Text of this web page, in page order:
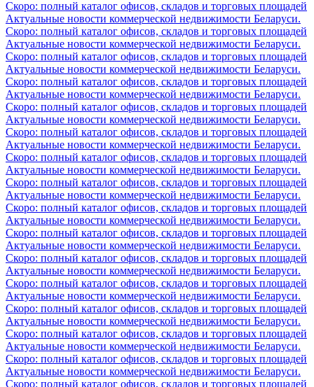
Скоро: полный каталог офисов, складов и торговых площадей
Актуальные новости коммерческой недвижимости Беларуси.
Скоро: полный каталог офисов, складов и торговых площадей
Актуальные новости коммерческой недвижимости Беларуси.
Скоро: полный каталог офисов, складов и торговых площадей
Актуальные новости коммерческой недвижимости Беларуси.
Скоро: полный каталог офисов, складов и торговых площадей
Актуальные новости коммерческой недвижимости Беларуси.
Скоро: полный каталог офисов, складов и торговых площадей
Актуальные новости коммерческой недвижимости Беларуси.
Скоро: полный каталог офисов, складов и торговых площадей
Актуальные новости коммерческой недвижимости Беларуси.
Скоро: полный каталог офисов, складов и торговых площадей
Актуальные новости коммерческой недвижимости Беларуси.
Скоро: полный каталог офисов, складов и торговых площадей
Актуальные новости коммерческой недвижимости Беларуси.
Скоро: полный каталог офисов, складов и торговых площадей
Актуальные новости коммерческой недвижимости Беларуси.
Скоро: полный каталог офисов, складов и торговых площадей
Актуальные новости коммерческой недвижимости Беларуси.
Скоро: полный каталог офисов, складов и торговых площадей
Актуальные новости коммерческой недвижимости Беларуси.
Скоро: полный каталог офисов, складов и торговых площадей
Актуальные новости коммерческой недвижимости Беларуси.
Скоро: полный каталог офисов, складов и торговых площадей
Актуальные новости коммерческой недвижимости Беларуси.
Скоро: полный каталог офисов, складов и торговых площадей
Актуальные новости коммерческой недвижимости Беларуси.
Скоро: полный каталог офисов, складов и торговых площадей
Актуальные новости коммерческой недвижимости Беларуси.
Скоро: полный каталог офисов, складов и торговых площадей